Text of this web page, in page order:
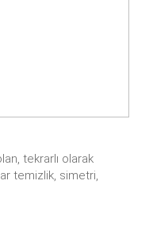
tekrarlı olarak
temizlik, simetri,